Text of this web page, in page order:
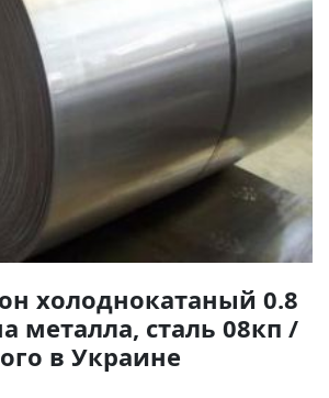
холоднокатаный 0.8
металла, сталь 08кп /
в Украине